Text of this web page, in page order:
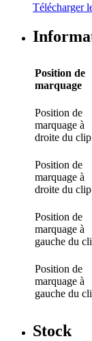
Télécharger
Position de
marquage
Position de
marquage à
droite du clip
Position de
marquage à
droite du clip
Position de
marquage à
gauche du
Position de
marquage à
gauche du
Stock